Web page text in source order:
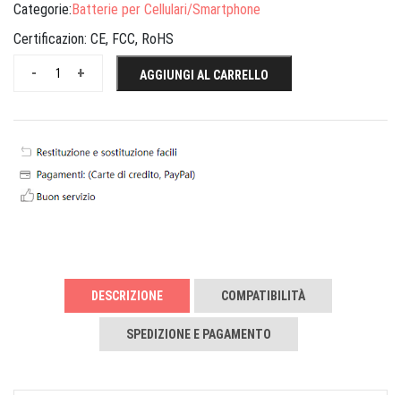
Categorie:Batterie per Cellulari/Smartphone
Certificazion: CE, FCC, RoHS
+
- AGGIUNGI AL CARRELLO
DESCRIZIONE COMPATIBILITÀ
SPEDIZIONE E PAGAMENTO